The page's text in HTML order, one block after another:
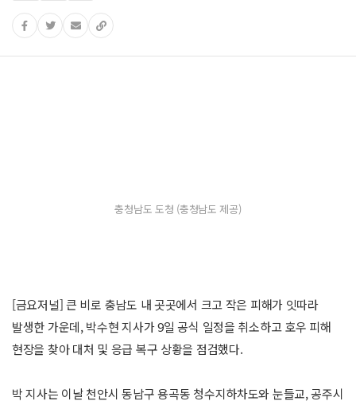
충청남도 도청 (충청남도 제공)
[금요저널] 큰 비로 충남도 내 곳곳에서 크고 작은 피해가 잇따라
발생한 가운데, 박수현 지사가 9일 공식 일정을 취소하고 호우 피해
현장을 찾아 대처 및 응급 복구 상황을 점검했다.
박 지사는 이날 천안시 동남구 용곡동 청수지하차도와 눈들교, 공주시